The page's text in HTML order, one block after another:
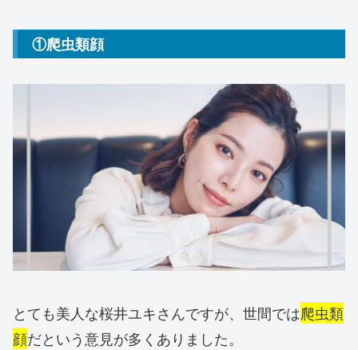
①爬虫類顔
とても美人な桜井ユキさんですが、世間では爬虫類
顔だという意見が多くありました。